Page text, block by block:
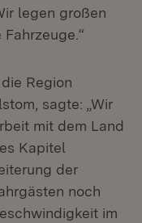
legen großen
Region
sagte: „Wir
mit dem Land
Kapitel
der
noch
im